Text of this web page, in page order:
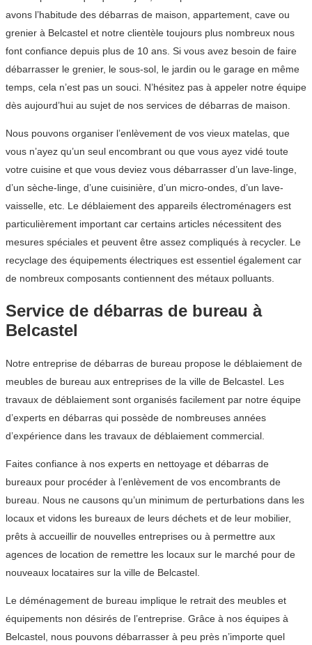
avons l’habitude des débarras de maison, appartement, cave ou
grenier à Belcastel et notre clientèle toujours plus nombreux nous
font confiance depuis plus de 10 ans. Si vous avez besoin de faire
débarrasser le grenier, le sous-sol, le jardin ou le garage en même
temps, cela n’est pas un souci. N’hésitez pas à appeler notre équipe
dès aujourd’hui au sujet de nos services de débarras de maison.
Nous pouvons organiser l’enlèvement de vos vieux matelas, que
vous n’ayez qu’un seul encombrant ou que vous ayez vidé toute
votre cuisine et que vous deviez vous débarrasser d’un lave-linge,
d’un sèche-linge, d’une cuisinière, d’un micro-ondes, d’un lave-
vaisselle, etc. Le déblaiement des appareils électroménagers est
particulièrement important car certains articles nécessitent des
mesures spéciales et peuvent être assez compliqués à recycler. Le
recyclage des équipements électriques est essentiel également car
de nombreux composants contiennent des métaux polluants.
Service de débarras de bureau à
Belcastel
Notre entreprise de débarras de bureau propose le déblaiement de
meubles de bureau aux entreprises de la ville de Belcastel. Les
travaux de déblaiement sont organisés facilement par notre équipe
d’experts en débarras qui possède de nombreuses années
d’expérience dans les travaux de déblaiement commercial.
Faites confiance à nos experts en nettoyage et débarras de
bureaux pour procéder à l’enlèvement de vos encombrants de
bureau. Nous ne causons qu’un minimum de perturbations dans les
locaux et vidons les bureaux de leurs déchets et de leur mobilier,
prêts à accueillir de nouvelles entreprises ou à permettre aux
agences de location de remettre les locaux sur le marché pour de
nouveaux locataires sur la ville de Belcastel.
Le déménagement de bureau implique le retrait des meubles et
équipements non désirés de l’entreprise. Grâce à nos équipes à
Belcastel, nous pouvons débarrasser à peu près n’importe quel